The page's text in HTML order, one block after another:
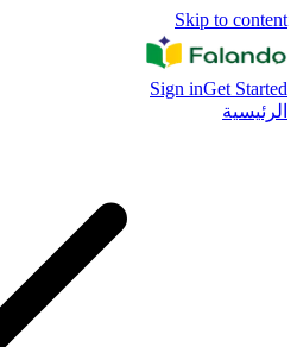
Skip to content
Sign inGet Started
الرئيسية